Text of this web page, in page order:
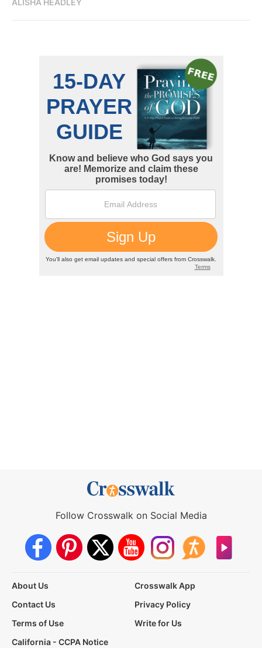
ALISHA HEADLEY
Follow Crosswalk on Social Media
About Us
Crosswalk App
Contact Us
Privacy Policy
Terms of Use
Write for Us
California - CCPA Notice